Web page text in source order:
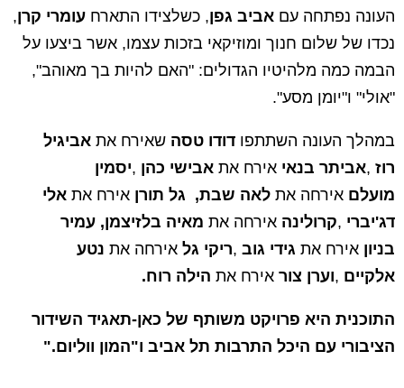
העונה נפתחה עם אביב גפן, כשלצידו התארח עומרי קרן,
נכדו של שלום חנוך ומוזיקאי בזכות עצמו, אשר ביצעו על
הבמה כמה מלהיטיו הגדולים: "האם להיות בך מאוהב",
"אולי" ו"יומן מסע".
במהלך העונה השתתפו דודו טסה שאירח את אביגיל
רוז ,אביתר בנאי אירח את אבישי כהן ,יסמין
מועלם אירחה את לאה שבת, גל תורן אירח את אלי
דג'יברי ,קרולינה אירחה את מאיה בלזיצמן, עמיר
בניון אירח את גידי גוב ,ריקי גל אירחה את נטע
אלקיים ,וערן צור אירח את הילה רוח.
התוכנית היא פרויקט משותף של כאן-תאגיד השידור
הציבורי עם היכל התרבות תל אביב ו"המון ווליום".